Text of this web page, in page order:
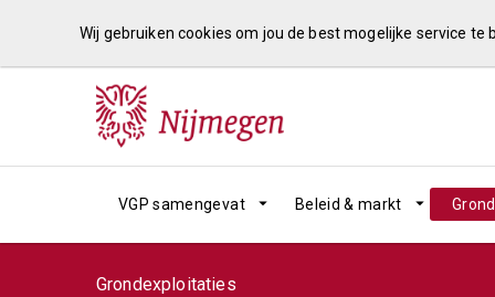
Wij gebruiken cookies om jou de best mogelijke service
VGP samengevat Beleid & markt
Grondexploitaties